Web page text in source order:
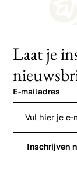
Laat je
E-mailadres
Inschrijven